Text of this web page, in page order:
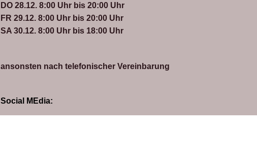
DO 28.12. 8:00 Uhr bis 20:00 Uhr
FR 29.12. 8:00 Uhr bis 20:00 Uhr
SA 30.12. 8:00 Uhr bis 18:00 Uhr
ansonsten nach telefonischer Vereinbarung
Social MEdia: